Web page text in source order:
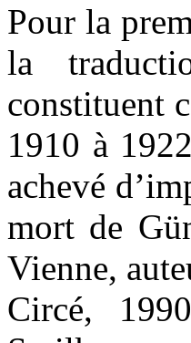
Pour la
la
constituent
1910 à
achevé
mort de
Vienne,
Circé,